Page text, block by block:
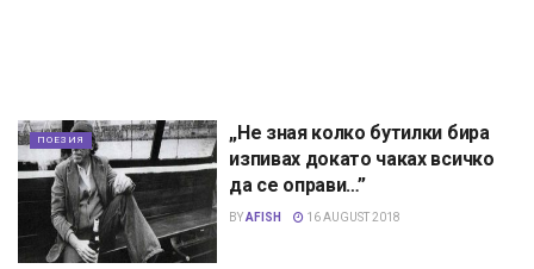
ПОЕЗИЯ
„Не зная колко бутилки бира
изпивах докато чаках всичко
да се оправи…”
BYAFISH 16 AUGUST 2018